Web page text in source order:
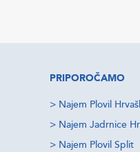
PRIPOROČAMO
> Najem Plovil
> Najem Jadrnice
> Najem Plovil Split